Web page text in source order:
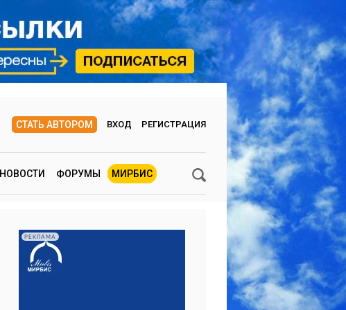
СТАТЬ АВТОРОМ ВХОД РЕГИСТРАЦИЯ
НОВОСТИ ФОРУМЫ МИРБИС
РЕКЛАМА